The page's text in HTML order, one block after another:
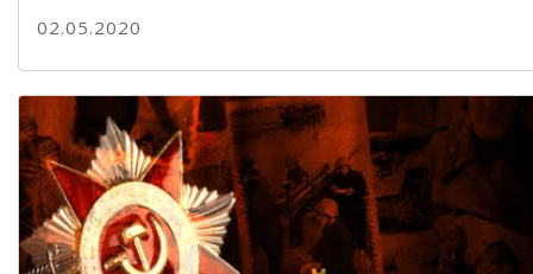
02.05.2020